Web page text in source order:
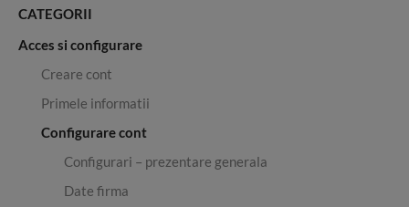
CATEGORII
Acces si configurare
Creare cont
Primele informatii
Configurare cont
Configurari – prezentare generala
Date firma